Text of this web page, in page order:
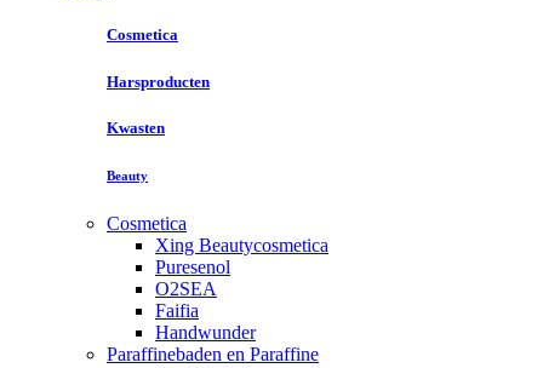
Cosmetica
Harsproducten
Kwasten
Beauty
Cosmetica
Xing Beautycosmetica
Puresenol
O2SEA
Faifia
Handwunder
Paraffinebaden en Paraffine